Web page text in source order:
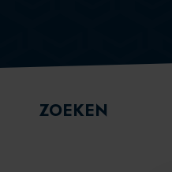
FILTERS
ZOEKEN